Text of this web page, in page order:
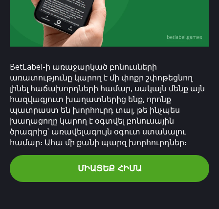
BetLabel-ի առաջարկած բոնուսների
առատությունը կարող է մի փոքր շփոթեցնող
լինել հաճախորդների համար, սակայն մենք այն
հազվագյուտ խաղատներից ենք, որոնք
պատրաստ են խորհուրդ տալ, թե ինչպես
խաղացողը կարող է օգտվել բոնուսային
ծրագրից՝ առավելագույն օգուտ ստանալու
համար։ Ահա մի քանի պարզ խորհուրդներ։
ՄԻԱՑԵՔ ՀԻՄԱ